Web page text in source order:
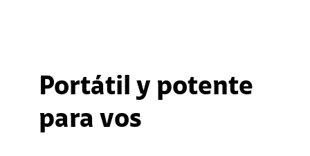
Portátil y potente
para vos